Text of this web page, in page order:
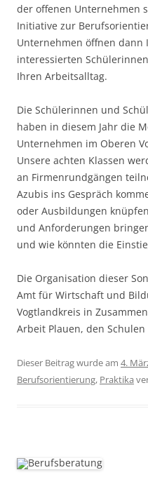
der offenen Unternehmen
Initiative zur
Unternehmen öffnen dann
interessierten
Ihren Arbeitsalltag.
Die Schülerinnen und
haben in diesem Jahr die
Unternehmen im Oberen
Unsere achten Klassen
an Firmenrundgängen
Azubis ins Gespräch
oder Ausbildungen
und Anforderungen
und wie könnten die
Die Organisation dieser
Amt für Wirtschaft und
Vogtlandkreis in
Arbeit Plauen, den
Dieser Beitrag wurde am 4.
Berufsorientierung, Praktika